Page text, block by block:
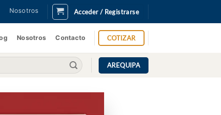
Nosotros Acceder / Registrarse
Nosotros Contacto COTIZAR
AREQUIPA